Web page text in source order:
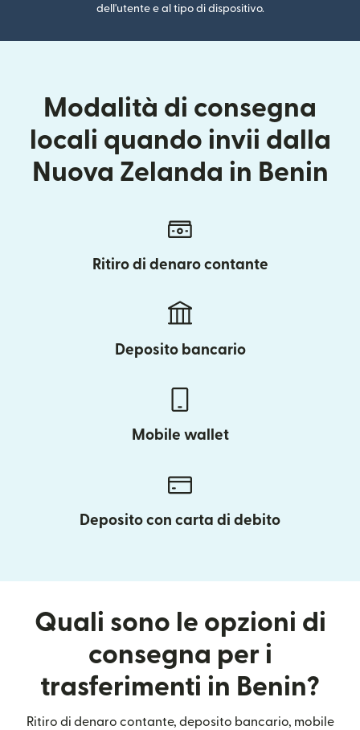
dell'utente e al tipo di dispositivo.
Modalità di consegna
locali quando invii dalla
Nuova Zelanda in Benin
Ritiro di denaro contante
Deposito bancario
Mobile wallet
Deposito con carta di debito
Quali sono le opzioni di
consegna per i
trasferimenti in Benin?
Ritiro di denaro contante, deposito bancario, mobile